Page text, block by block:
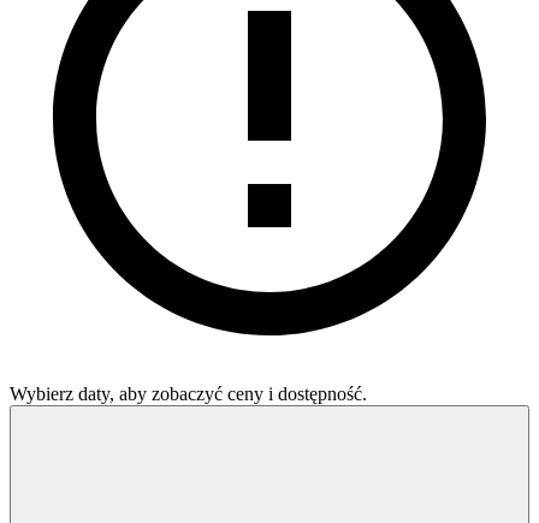
Wybierz daty, aby zobaczyć ceny i dostępność.